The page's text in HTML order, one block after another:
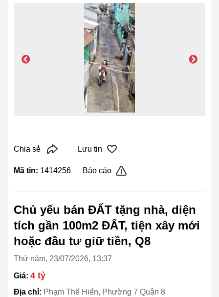
Chia sẻ Lưu tin
Mã tin: 1414256 Báo cáo
Chủ yếu bán ĐẤT tặng nhà, diện
tích gần 100m2 ĐẤT, tiện xây mới
hoặc đầu tư giữ tiền, Q8
Thứ năm, 23/07/2026, 13:37
Giá: 4 tỷ
Địa chỉ: Phạm Thế Hiển, Phường 7 Quận 8